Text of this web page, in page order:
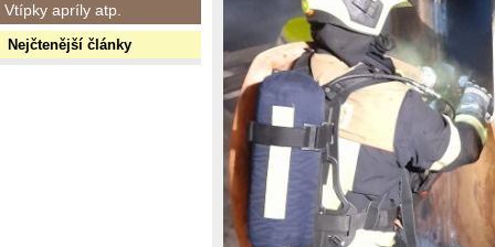
Vtípky apríly atp.
Nejčtenější články